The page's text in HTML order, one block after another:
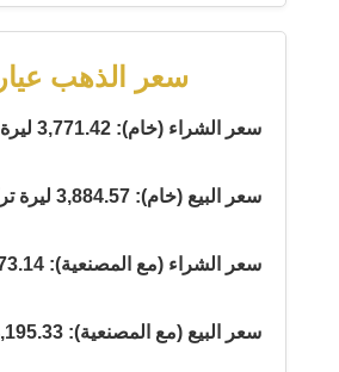
سعر الذهب عيار 21
سعر الشراء (خام): 3,771.42 ليرة تركية
سعر البيع (خام): 3,884.57 ليرة تركية
سعر الشراء (مع المصنعية): 4,073.14 ليرة تركية
سعر البيع (مع المصنعية): 4,195.33 ليرة تركية